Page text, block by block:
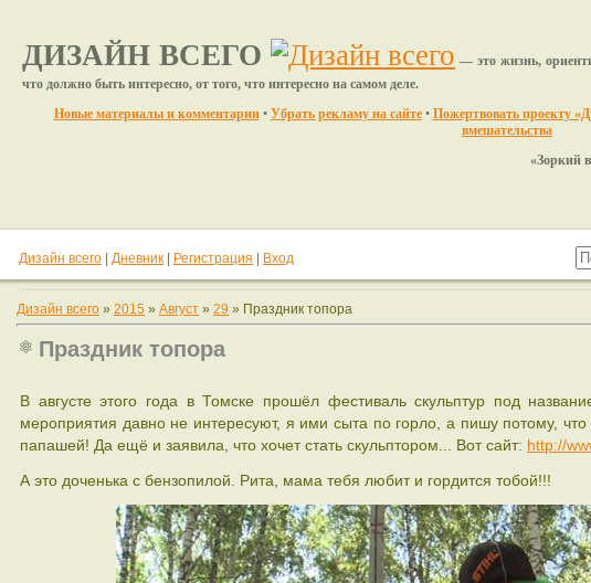
ДИЗАЙН ВСЕГО
— это жизнь,
что должно быть интересно, от того, что интересно на самом деле.
Новые материалы и комментарии• Убрать рекламу на сайте• Пожертвовать проекту
вмешательства
«Зоркий вместо
Дизайн всего Дневник Регистрация Вход
Дизайн всего » 2015 » Август » 29 » Праздник топора
Праздник топора
В августе этого года в Томске прошёл фестиваль скульптур под
мероприятия давно не интересуют, я ими сыта по горло, а пишу потому,
папашей! Да ещё и заявила, что хочет стать скульптором... Вот сайт: http://
А это доченька с бензопилой. Рита, мама тебя любит и гордится тобой!!!